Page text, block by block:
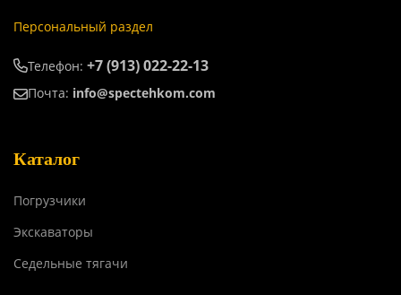
Персональный раздел
Телефон: +7 (913) 022-22-13
Почта: info@spectehkom.com
Каталог
Погрузчики
Экскаваторы
Седельные тягачи